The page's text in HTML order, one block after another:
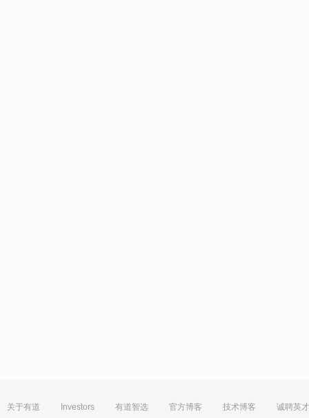
关于有道 Investors 有道智选 官方博客 技术博客 诚聘英才